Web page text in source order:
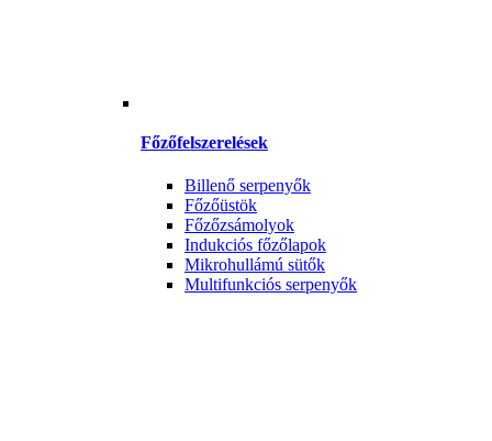
Főzőfelszerelések
Billenő serpenyők
Főzőüstök
Főzőzsámolyok
Indukciós főzőlapok
Mikrohullámú sütők
Multifunkciós serpenyők